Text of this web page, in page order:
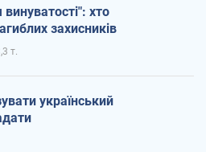
хто
захисників
т.
український